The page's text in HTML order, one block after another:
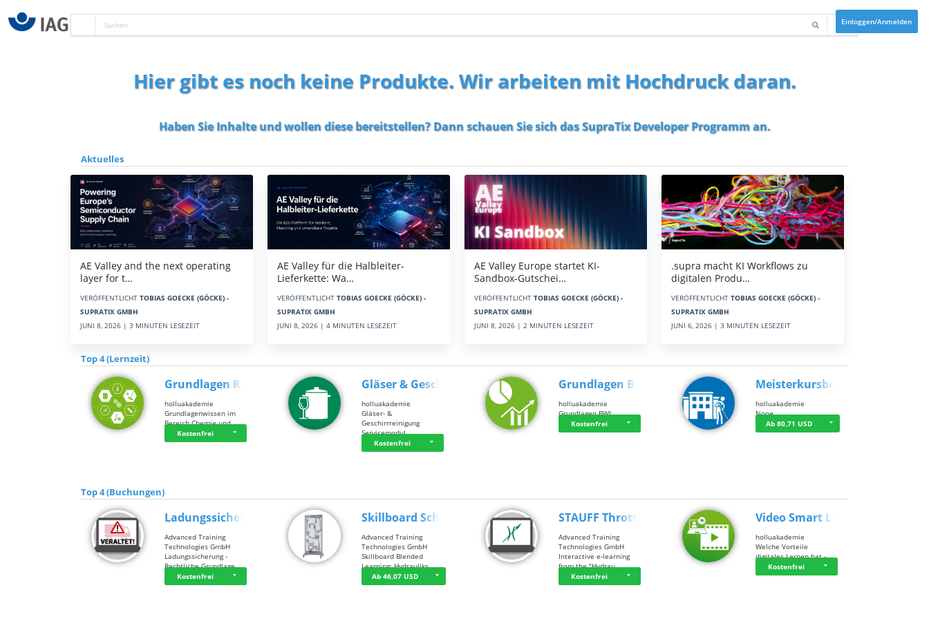
Einloggen/Anmelden
Hier gibt es noch keine Produkte. Wir arbeiten mit Hochdruck daran.
Haben Sie Inhalte und wollen diese bereitstellen? Dann schauen Sie sich dasSupraTix Developer Programman.
Aktuelles
AE Valley and the next operating
layer for t…
VERÖFFENTLICHT TOBIAS GOECKE (GÖCKE) -
SUPRATIX GMBH
JUNI 8, 2026 | 3 MINUTEN LESEZEIT
AE Valley für die Halbleiter-
Lieferkette: Wa…
VERÖFFENTLICHT TOBIAS GOECKE (GÖCKE) -
SUPRATIX GMBH
JUNI 8, 2026 | 4 MINUTEN LESEZEIT
AE Valley Europe startet KI-
Sandbox-Gutschei…
VERÖFFENTLICHT TOBIAS GOECKE (GÖCKE) -
SUPRATIX GMBH
JUNI 8, 2026 | 2 MINUTEN LESEZEIT
.supra macht KI Workflows zu
digitalen Produ…
VERÖFFENTLICHT TOBIAS GOECKE (GÖCKE) -
SUPRATIX GMBH
JUNI 6, 2026 | 3 MINUTEN LESEZEIT
Top 4 (Lernzeit)
Grundlagen Rein…
holluakademie
Grundlagenwissen im
Bereich Chemie und …
Kostenfrei
Gläser & Geschi…
holluakademie
Gläser- &
Geschirrreinigung
Servicemodul
Kostenfrei
Grundlagen BWL
holluakademie
Grundlagen BWL
Kostenfrei
Meisterkursbegl…
holluakademie
None
Ab 80,71 USD
Top 4 (Buchungen)
Ladungssicherung
Advanced Training
Technologies GmbH
Ladungssicherung -
Rechtliche Grundlage…
Kostenfrei
Skillboard Schl…
Advanced Training
Technologies GmbH
Skillboard Blended
Learning: Hydrauliks…
Ab 46,07 USD
STAUFF Throttle…
Advanced Training
Technologies GmbH
Interactive e-learning
from the "Hydrau…
Kostenfrei
Video Smart Lea…
holluakademie
Welche Vorteile
digitales Lernen hat - …
Kostenfrei